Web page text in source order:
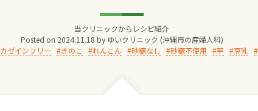
当クリニックからレシピ紹介
Posted on 2024.11.18 by ゆいクリニック (沖縄市の産婦人科)
カゼインフリー きのこ れんこん 砂糖なし 砂糖不使用 芋 豆乳
院長からのごあいさつ
ゆいクリニックの経営理念
診療料金